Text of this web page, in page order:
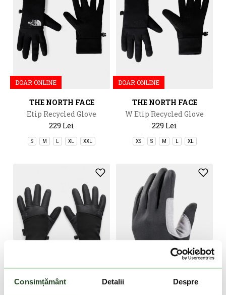
Consimțământ Detalii Despre
DOAR ONLINE
THE NORTH FACE
Etip Recycled Glove
229 Lei
S M XL XXL
DOAR ONLINE
THE NORTH FACE
W Etip Recycled Glove
229 Lei
XS S M XL
DOAR ONLINE
-40% DOAR ONLINE